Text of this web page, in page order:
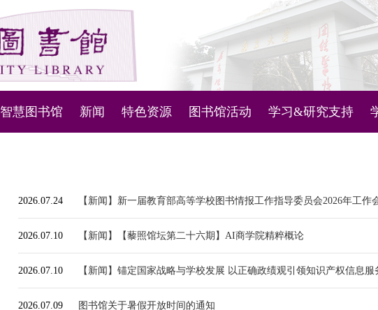
智慧图书馆
智慧问答
室内定位
新闻 特色资源
古代地方志
现当代地方文献
南雍撷珍
图书馆活动 学习&研究支持
人文社科数据服务
讲座和培训学习资料
南京大学ESI概况
2026.07.24 【新闻】新一届教育部高等学校图书情报工作指导委员会2026年工作
2026.07.10 【新闻】【藜照馆坛第二十六期】AI商学院精粹概论
2026.07.10 【新闻】锚定国家战略与学校发展 以正确政绩观引领知识产权信息服
2026.07.09 图书馆关于暑假开放时间的通知